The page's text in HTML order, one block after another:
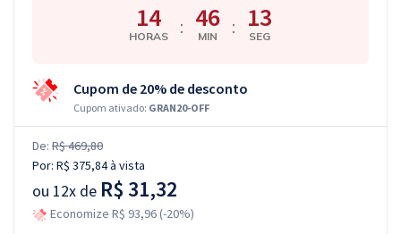
14
HORAS : 46
MIN : 12
SEG
Cupom de 20% de desconto
Cupom ativado: GRAN20-OFF
De: R$ 469,80
Por: R$ 375,84à vista
ou 12x de R$ 31,32
Economize R$ 93,96 (-20%)